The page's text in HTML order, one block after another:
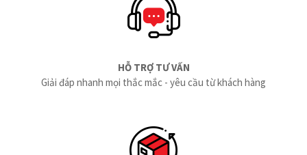
HỖ TRỢ TƯ VẤN
Giải đáp nhanh mọi thắc mắc - yêu cầu từ khách hàng